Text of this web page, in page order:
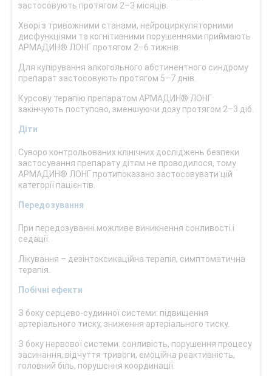
застосовують протягом 2–3 місяців.
Хворі з тривожними станами, нейроциркуляторними
дисфункціями та когнітивними порушеннями приймають
АРМАДИН® ЛОНГ протягом 2–6 тижнів.
Для купірування алкогольного абстинентного синдрому
препарат застосовують протягом 5–7 днів.
Курсову терапію препаратом АРМАДИН® ЛОНГ
закінчують поступово, зменшуючи дозу протягом 2–3 діб.
Діти
Суворо контрольованих клінічних досліджень безпеки
застосування препарату дітям не проводилося, тому
АРМАДИН® ЛОНГ протипоказано застосовувати цій
категорії пацієнтів.
Передозування
При передозуванні можливе виникнення сонливості і
седації.
Лікування – дезінтоксикаційна терапія, симптоматична
терапія.
Побічні ефекти
З боку серцево-судинної системи: підвищення
артеріального тиску, зниження артеріального тиску.
З боку нервової системи: сонливість, порушення процесу
засинання, відчуття тривоги, емоційна реактивність,
головний біль, порушення координації.